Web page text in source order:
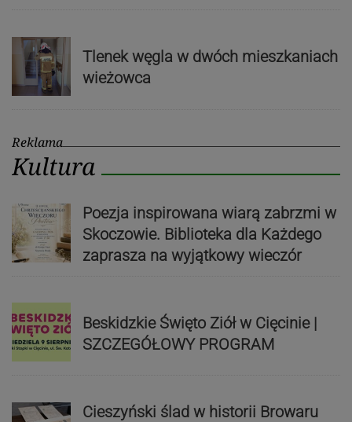
Tlenek węgla w dwóch mieszkaniach
wieżowca
Reklama
Kultura
Poezja inspirowana wiarą zabrzmi w
Skoczowie. Biblioteka dla Każdego
zaprasza na wyjątkowy wieczór
Beskidzkie Święto Ziół w Cięcinie |
SZCZEGÓŁOWY PROGRAM
Cieszyński ślad w historii Browaru